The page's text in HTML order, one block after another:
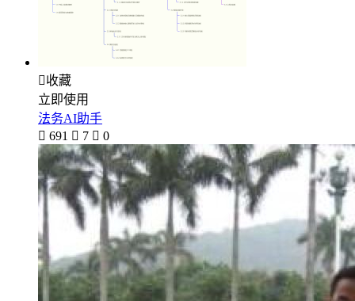
收藏
立即使用
法务AI助手
 691  7  0